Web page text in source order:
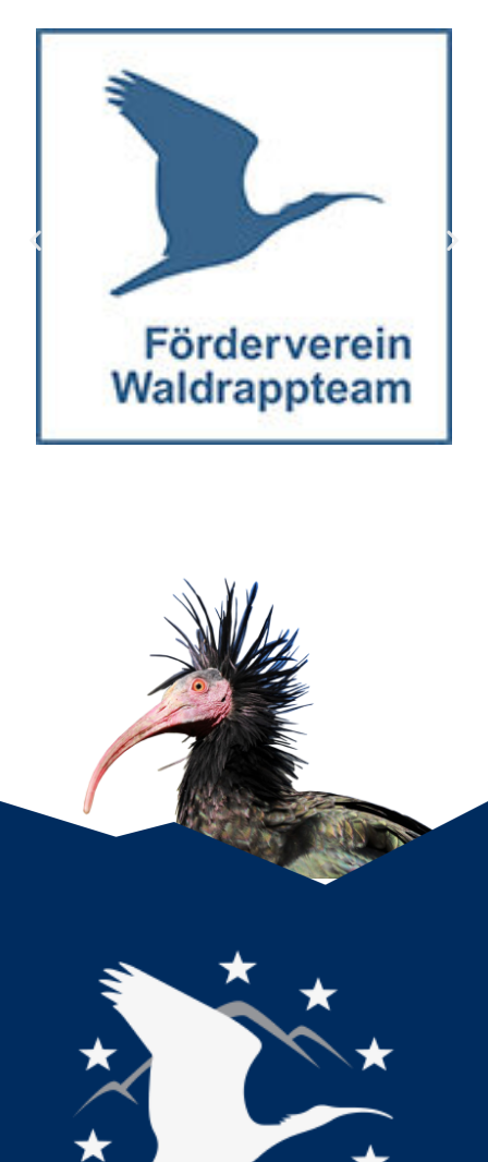
Wir schätzen Ihre Privatsphäre
Alles ablehnen